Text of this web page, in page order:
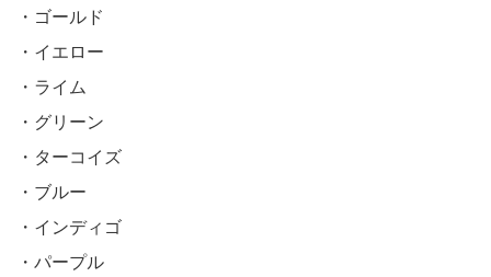
・ゴールド
・イエロー
・ライム
・グリーン
・ターコイズ
・ブルー
・インディゴ
・パープル